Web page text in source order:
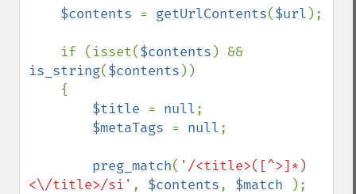
$contents = getUrlContents($url );
    if (isset(
$contents
is_string($contents ))
$title = null;
$metaTags = null;
preg_match( '/<title>([^>]*)
<\/title>/si' , $contents, $match );